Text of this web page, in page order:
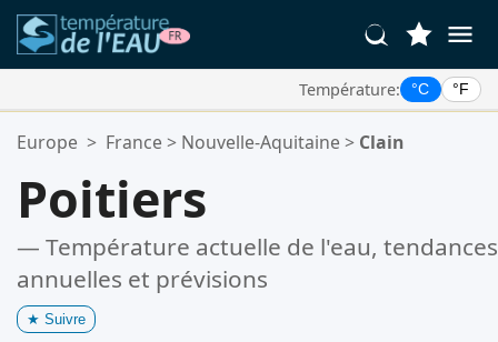
Température: °C °F
Vos Lieux Favoris:
Europe > France > Nouvelle-Aquitaine > Clain
Poitiers
— Température actuelle de l'eau, tendances
annuelles et prévisions
★ Suivre